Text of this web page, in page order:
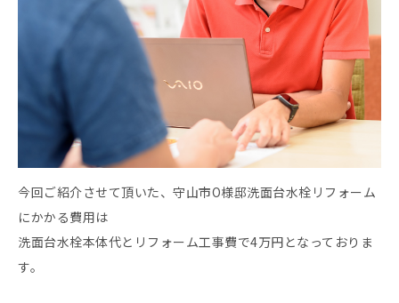
今回ご紹介させて頂いた、守山市O様邸洗面台水栓リフォーム
にかかる費用は
洗面台水栓本体代とリフォーム工事費で4万円となっておりま
す。